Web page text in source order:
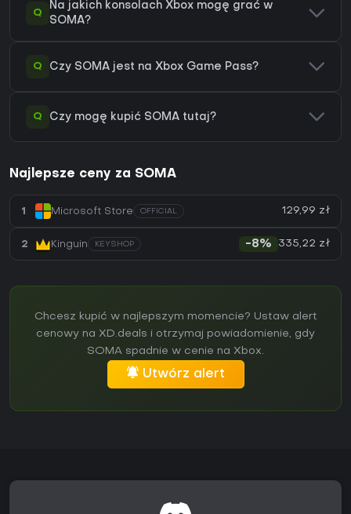
Q
Na jakich konsolach Xbox mogę grać w
SOMA?
Q Czy SOMA jest na Xbox Game Pass?
Q Czy mogę kupić SOMA tutaj?
Najlepsze ceny za SOMA
1 Microsoft Store OFFICIAL 129,99 zł
2 Kinguin KEYSHOP -8% 335,22 zł
Chcesz kupić w najlepszym momencie? Ustaw alert
cenowy na XD.deals i otrzymaj powiadomienie, gdy
SOMA spadnie w cenie na Xbox.
Utwórz alert